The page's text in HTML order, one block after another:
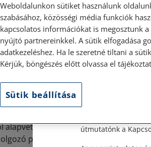
a Kormány által
tervezet, ami 2024.
alapvetően átalakítaná a
pedagógusok
Személyes
Személyes
után, szerdai
útmutatónk a
Weboldalunkon sütiket használunk
szabásához, közösségi média funkciók
kapcsolatos információkat is megosztunk
nyújtó partnereinkkel. A sütik elfogadása
adatkezeléshez. Ha le szeretné tiltani a
Kérjük, böngészés előtt olvassa el
Sütik beállítása